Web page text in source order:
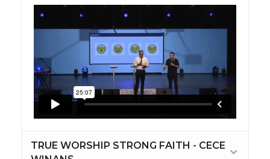
TRUE WORSHIP STRONG FAITH - CECE